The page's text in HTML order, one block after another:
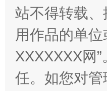
国家大学科技园优
站不得转载
用作品的单
XXXXXXX网
任。如您对